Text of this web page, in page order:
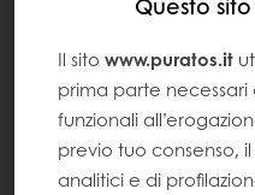
Il sito www.puratos.it
prima parte
funzionali
previo tuo consenso,
analitici e di